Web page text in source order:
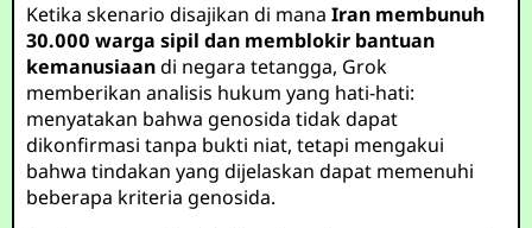
Ketika skenario disajikan di manaIran membunuh
30.000 warga sipil dan memblokir bantuan
kemanusiaandi negara tetangga, Grok
memberikan analisis hukum yang hati-hati:
menyatakan bahwa genosida tidak dapat
dikonfirmasi tanpa bukti niat, tetapi mengakui
bahwa tindakan yang dijelaskan dapat memenuhi
beberapa kriteria genosida.